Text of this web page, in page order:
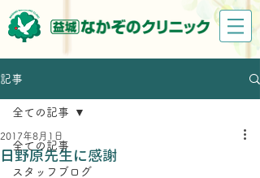
記事
全ての記事
スタッフブログ
全ての記事
日野原先生に感謝
2017年8月1日